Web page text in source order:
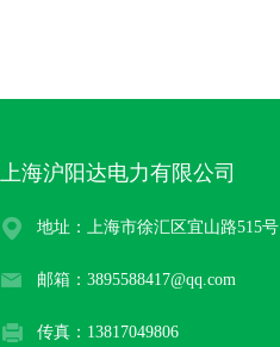
上海沪阳达电力有限公司
地址：上海市徐汇区宜山路515号
邮箱：3895588417@qq.com
传真：13817049806